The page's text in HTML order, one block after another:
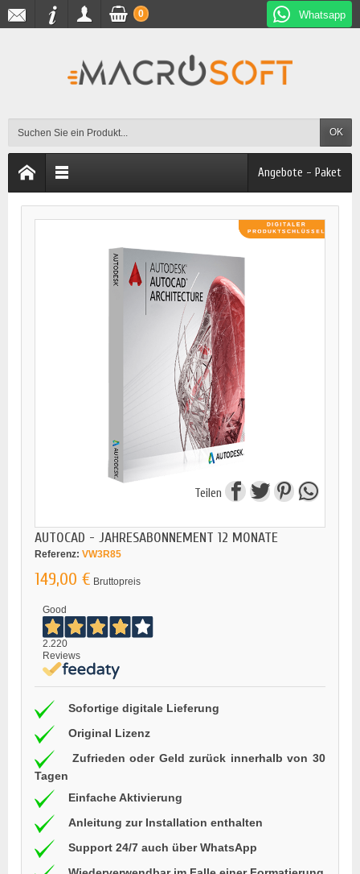
Whatsapp
OK
0
Angebote - Paket
Teilen
AUTOCAD - JAHRESABONNEMENT 12 MONATE
Referenz: VW3R85
149,00 € Bruttopreis
Good
2.220
Reviews
Sofortige digitale Lieferung
Original Lizenz
Zufrieden oder Geld zurück innerhalb von 30
Tagen
Einfache Aktivierung
Anleitung zur Installation enthalten
Support 24/7 auch über WhatsApp